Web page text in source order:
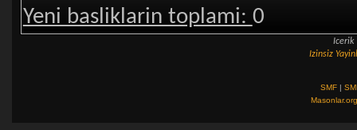
Yeni basliklarin toplami: 0
Izinsiz
SMF |
Masonlar.org